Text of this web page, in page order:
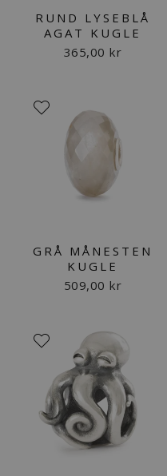
RUND LYSEBLÅ
AGAT KUGLE
365,00 kr
GRÅ MÅNESTEN
KUGLE
509,00 kr